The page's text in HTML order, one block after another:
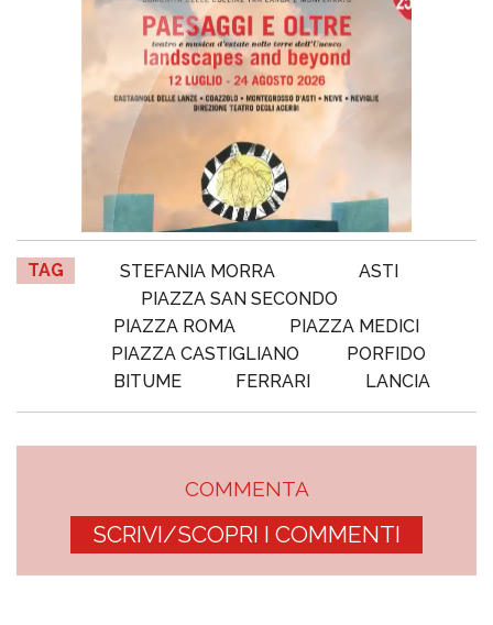
TAG STEFANIA MORRA
ASTI
PIAZZA SAN SECONDO
PIAZZA ROMA
PIAZZA MEDICI
PIAZZA CASTIGLIANO
PORFIDO
BITUME
FERRARI LANCIA
COMMENTA
SCRIVI/SCOPRI I COMMENTI